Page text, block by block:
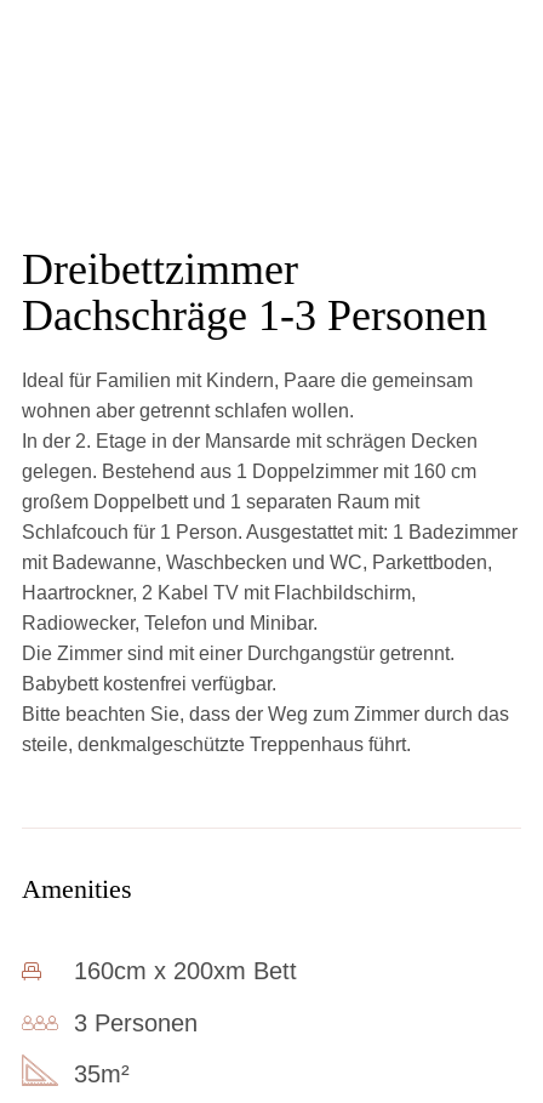
Dreibettzimmer
Dachschräge 1-3 Personen
Ideal für Familien mit Kindern, Paare die gemeinsam
wohnen aber getrennt schlafen wollen.
In der 2. Etage in der Mansarde mit schrägen Decken
gelegen. Bestehend aus 1 Doppelzimmer mit 160 cm
großem Doppelbett und 1 separaten Raum mit
Schlafcouch für 1 Person. Ausgestattet mit: 1 Badezimmer
mit Badewanne, Waschbecken und WC, Parkettboden,
Haartrockner, 2 Kabel TV mit Flachbildschirm,
Radiowecker, Telefon und Minibar.
Die Zimmer sind mit einer Durchgangstür getrennt.
Babybett kostenfrei verfügbar.
Bitte beachten Sie, dass der Weg zum Zimmer durch das
steile, denkmalgeschützte Treppenhaus führt.
Amenities
160cm x 200xm Bett
3 Personen
35m²